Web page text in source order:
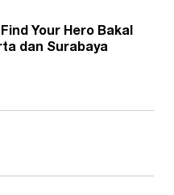
Your Hero Bakal
dan Surabaya